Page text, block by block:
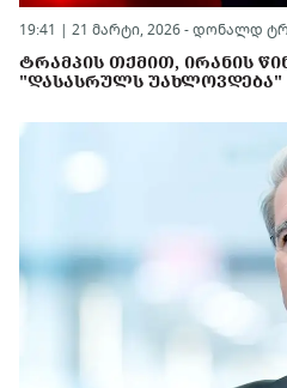
19:41 | 21 მარტი, 2026 - დონალდ
ᲢᲠᲐᲛᲞᲘᲡ ᲗᲥᲛᲘᲗ, ᲘᲠᲐᲜᲘᲡ
"ᲓᲐᲡᲐᲡᲠᲣᲚᲡ ᲣᲐᲮᲚᲝᲕᲓᲔᲑᲐ"